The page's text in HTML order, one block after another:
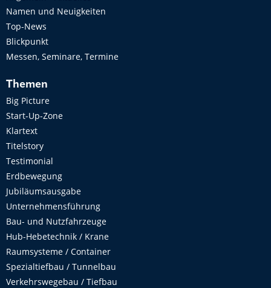
Namen und Neuigkeiten
Top-News
Blickpunkt
Messen, Seminare, Termine
Themen
Big Picture
Start-Up-Zone
Klartext
Titelstory
Testimonial
Erdbewegung
Jubiläumsausgabe
Unternehmensführung
Bau- und Nutzfahrzeuge
Hub-Hebetechnik / Krane
Raumsysteme / Container
Spezialtiefbau / Tunnelbau
Verkehrswegebau / Tiefbau